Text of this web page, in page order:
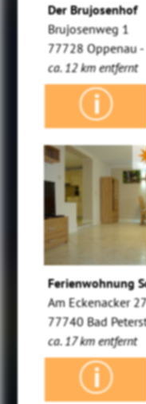
Der Brujosenhof
Brujosenweg 1
77728 Oppenau
ca. 12 km entfernt
Ferienwohnung
Am Eckenacker
77740 Bad
ca. 17 km entfernt